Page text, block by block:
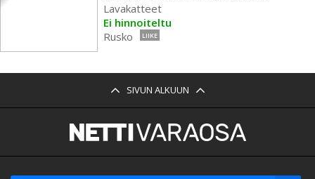
Lavakatteet
Ei hinnoiteltu
Rusko
LIIKE
SIVUN ALKUUN